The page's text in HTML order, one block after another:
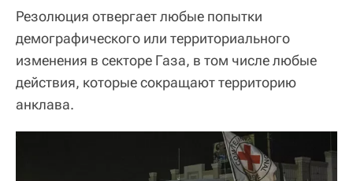
Резолюция отвергает любые попытки
демографического или территориального
изменения в секторе Газа, в том числе любые
действия, которые сокращают территорию
анклава.